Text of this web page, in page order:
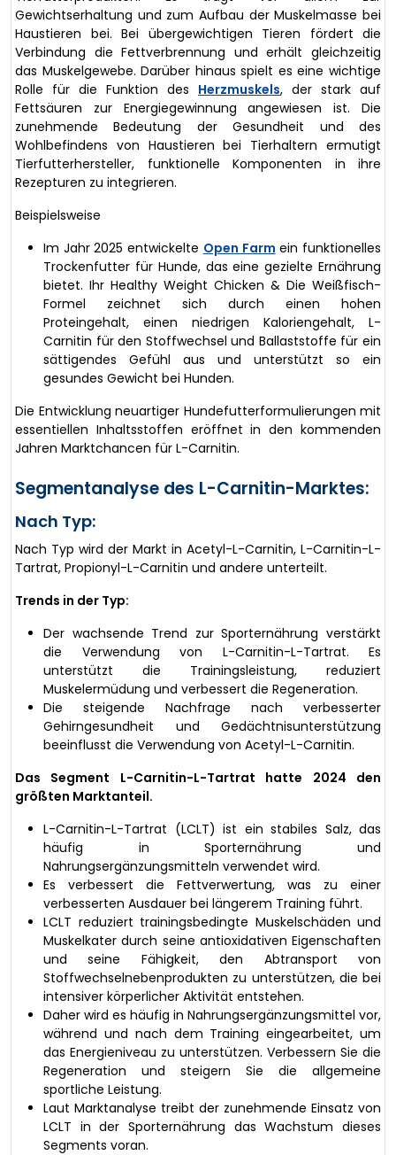
Gewichtserhaltung und zum Aufbau der Muskelmasse bei
Haustieren bei. Bei übergewichtigen Tieren fördert die
Verbindung die Fettverbrennung und erhält gleichzeitig
das Muskelgewebe. Darüber hinaus spielt es eine wichtige
Rolle für die Funktion des Herzmuskels, der stark auf
Fettsäuren zur Energiegewinnung angewiesen ist. Die
zunehmende Bedeutung der Gesundheit und des
Wohlbefindens von Haustieren bei Tierhaltern ermutigt
Tierfutterhersteller, funktionelle Komponenten in ihre
Rezepturen zu integrieren.
Beispielsweise
Im Jahr 2025 entwickelte Open Farm ein funktionelles
Trockenfutter für Hunde, das eine gezielte Ernährung
bietet. Ihr Healthy Weight Chicken & Die Weißfisch-
Formel zeichnet sich durch einen hohen
Proteingehalt, einen niedrigen Kaloriengehalt, L-
Carnitin für den Stoffwechsel und Ballaststoffe für ein
sättigendes Gefühl aus und unterstützt so ein
gesundes Gewicht bei Hunden.
Die Entwicklung neuartiger Hundefutterformulierungen mit
essentiellen Inhaltsstoffen eröffnet in den kommenden
Jahren Marktchancen für L-Carnitin.
Segmentanalyse des L-Carnitin-Marktes:
Nach Typ:
Nach Typ wird der Markt in Acetyl-L-Carnitin, L-Carnitin-L-
Tartrat, Propionyl-L-Carnitin und andere unterteilt.
Trends in der Typ:
Der wachsende Trend zur Sporternährung verstärkt
die Verwendung von L-Carnitin-L-Tartrat. Es
unterstützt die Trainingsleistung, reduziert
Muskelermüdung und verbessert die Regeneration.
Die steigende Nachfrage nach verbesserter
Gehirngesundheit und Gedächtnisunterstützung
beeinflusst die Verwendung von Acetyl-L-Carnitin.
Das Segment L-Carnitin-L-Tartrat hatte 2024 den
größten Marktanteil.
L-Carnitin-L-Tartrat (LCLT) ist ein stabiles Salz, das
häufig in Sporternährung und
Nahrungsergänzungsmitteln verwendet wird.
Es verbessert die Fettverwertung, was zu einer
verbesserten Ausdauer bei längerem Training führt.
LCLT reduziert trainingsbedingte Muskelschäden und
Muskelkater durch seine antioxidativen Eigenschaften
und seine Fähigkeit, den Abtransport von
Stoffwechselnebenprodukten zu unterstützen, die bei
intensiver körperlicher Aktivität entstehen.
Daher wird es häufig in Nahrungsergänzungsmittel vor,
während und nach dem Training eingearbeitet, um
das Energieniveau zu unterstützen. Verbessern Sie die
Regeneration und steigern Sie die allgemeine
sportliche Leistung.
Laut Marktanalyse treibt der zunehmende Einsatz von
LCLT in der Sporternährung das Wachstum dieses
Segments voran.